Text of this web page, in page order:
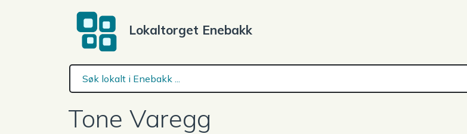
Lokaltorget Enebakk
Tone Varegg